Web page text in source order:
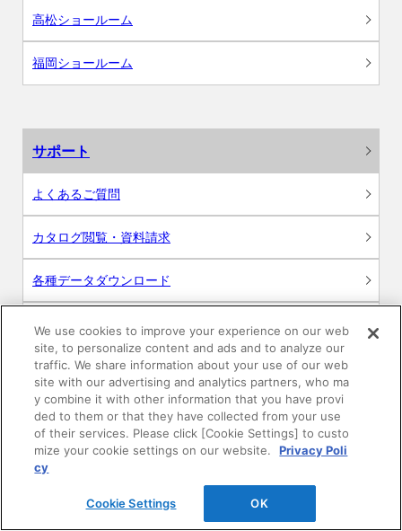
高松ショールーム
福岡ショールーム
サポート
よくあるご質問
カタログ閲覧・資料請求
各種データダウンロード
WEB見積・各種シミュレーション
交換用部品の購入
修理・点検
お問い合わせ
We use cookies to improve your experience on our web
site, to personalize content and ads and to analyze our
traffic. We share information about your use of our web
site with our advertising and analytics partners, who ma
y combine it with other information that you have provi
ded to them or that they have collected from your use
of their services. Please click [Cookie Settings] to custo
mize your cookie settings on our website.
Privacy Poli
cy
Cookie Settings OK